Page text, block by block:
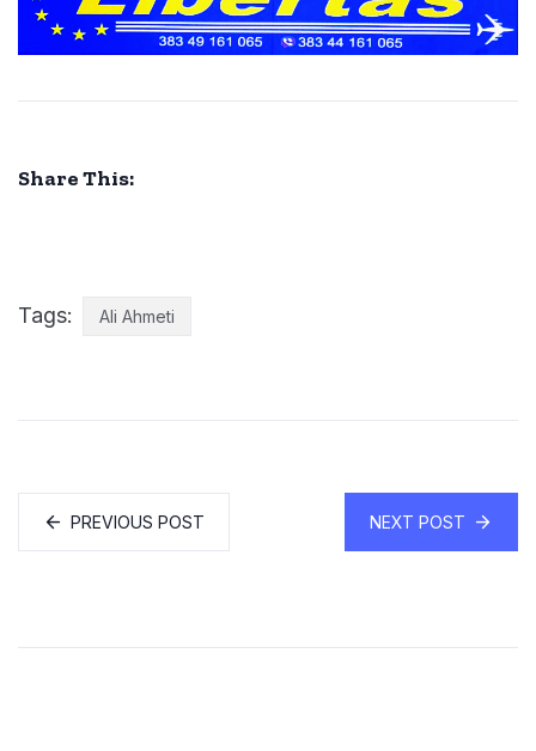
Share This:
Tags: Ali Ahmeti
PREVIOUS POST NEXT POST